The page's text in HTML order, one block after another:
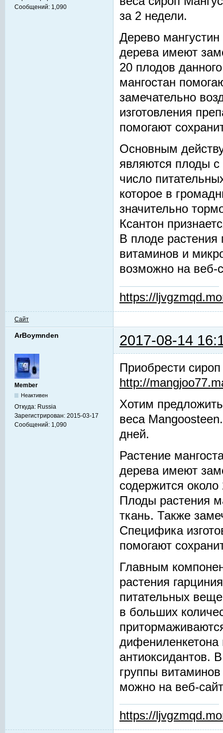
Сообщений: 1,090
за 2 недели.
Дерево
дерева имеют
20 плодов
мангостан
замечательно
изготовления
помогают
Основным
являются плоды с
число
которое в
значительно
Ксантон
В плоде растения
витаминов и
возможно на веб-
https://
Сайт
ArBoymnden 2017-08-14
Member
Неактивен
Откуда: Russia
Зарегистрирован: 2015-03-17
Сообщений: 1,090
Приобрести
http://
Хотим
веса
дней.
Растение
дерева имеют
содержится около
Плоды растения
ткань. Также
Специфика
помогают
Главным
растения
питательных
в больших
дифениленкетона
антиоксидантов.
группы
можно на веб-
https://